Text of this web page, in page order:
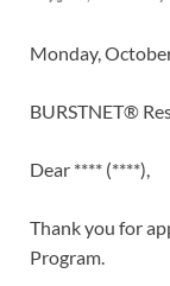
Monday,
BURSTNET®
Dear **** (****),
Thank you for
Program.